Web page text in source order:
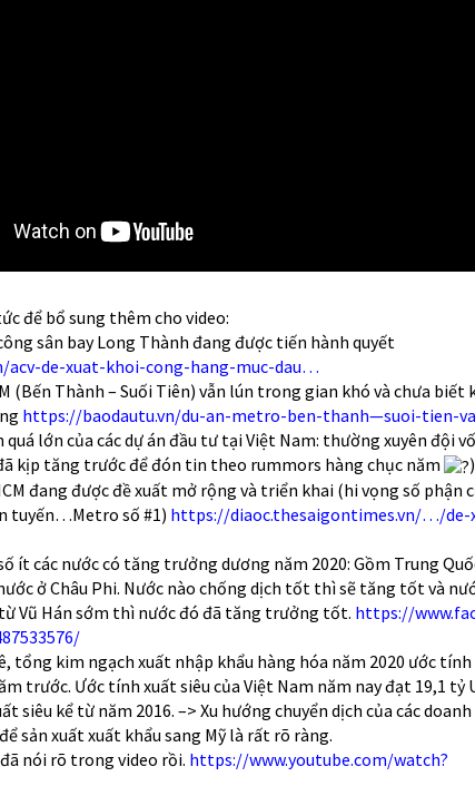
để bổ sung thêm cho video:
sân bay Long Thành đang được tiến hành quyết
acv-de-xuat-khoi-cong-hang-muc-dau…
(Bến Thành – Suối Tiên) vẫn lún trong gian khó và chưa biết
https://baodautu.vn/du-an-metro-ben-thanh—suoi-tien-
lớn của các dự án đầu tư tại Việt Nam: thường xuyên đội
kịp tăng trước để đón tin theo rummors hàng chục năm
)
đang được đề xuất mở rộng và triển khai (hi vọng số phận
tuyến…Metro số #1) https://diaoc.thesaigontimes.vn/…/de-
ít các nước có tăng trưởng dương năm 2020: Gồm Trung
ở Châu Phi. Nước nào chống dịch tốt thì sẽ tăng tốt và
Vũ Hán sớm thì nước đó đã tăng trưởng tốt. https://
tổng kim ngạch xuất nhập khẩu hàng hóa năm 2020 ước
trước. Ước tính xuất siêu của Việt Nam năm nay đạt 19,1 tỷ
siêu kể từ năm 2016. –> Xu hướng chuyển dịch của các
sản xuất xuất khẩu sang Mỹ là rất rõ ràng.
nói rõ trong video rồi. https://www.youtube.com/watch?